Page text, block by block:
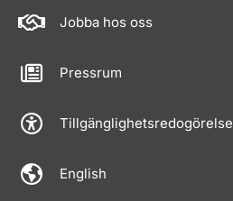
Jobba hos oss
Pressrum
Tillgänglighetsredogörelse
English